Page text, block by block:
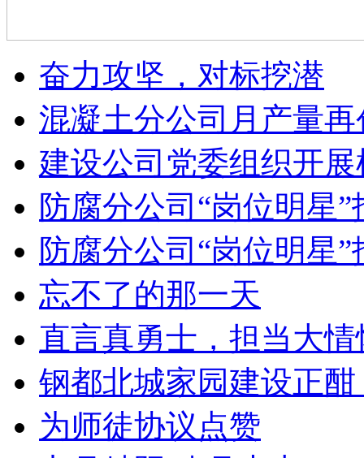
奋力攻坚，对标挖潜
混凝土分公司月产量
建设公司党委组织开
防腐分公司“岗位明星
防腐分公司“岗位明星
忘不了的那一天
直言真勇士，担当大情
钢都北城家园建设正
为师徒协议点赞